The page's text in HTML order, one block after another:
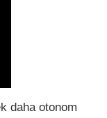
daha otonom